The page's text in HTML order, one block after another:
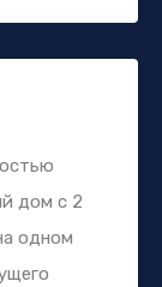
дом с 2
одном